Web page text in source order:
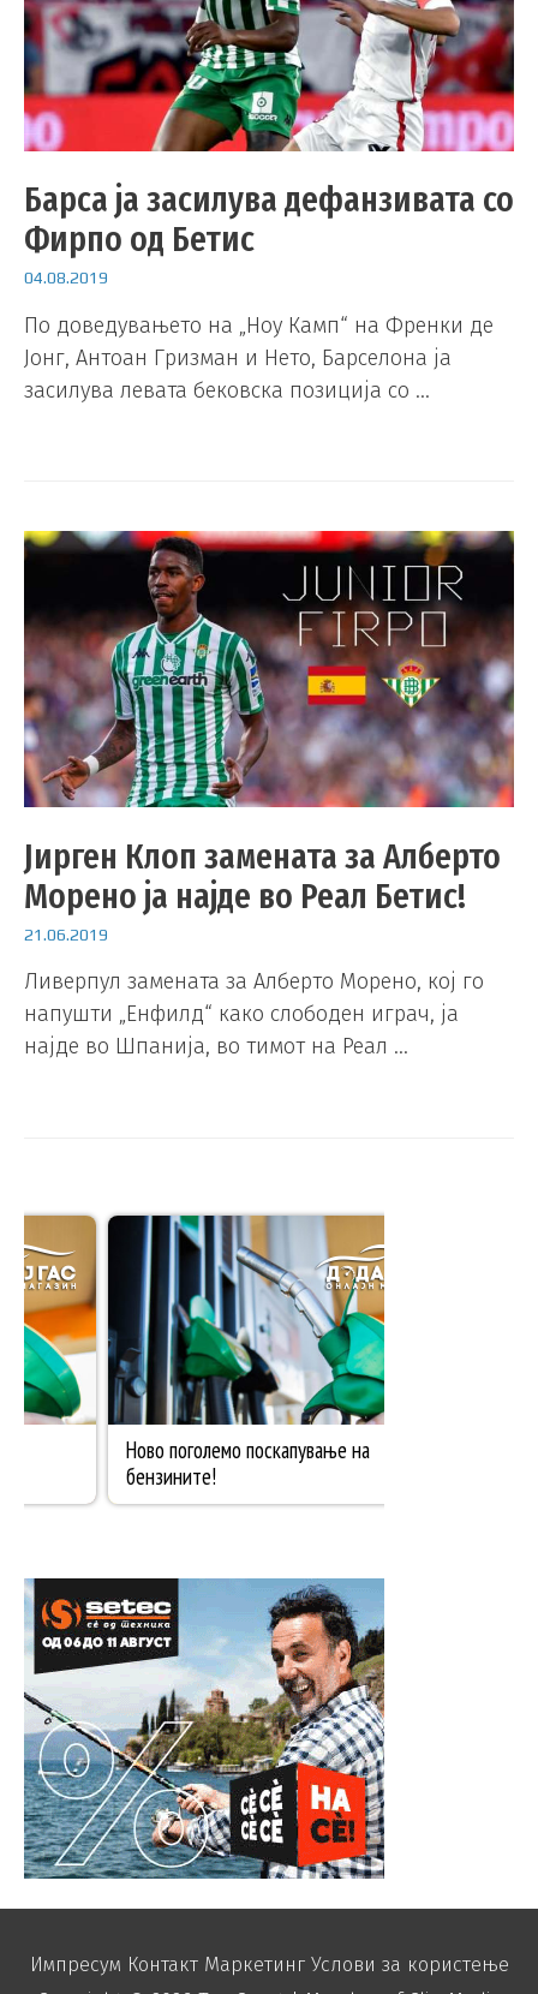
Барса ја засилува дефанзивата со
Фирпо од Бетис
04.08.2019
По доведувањето на „Ноу Камп“ на Френки де
Јонг, Антоан Гризман и Нето, Барселона ја
засилува левата бековска позиција со …
Јирген Клоп замената за Алберто
Морено ја најде во Реал Бетис!
21.06.2019
Ливерпул замената за Алберто Морено, кој го
напушти „Енфилд“ како слободен играч, ја
најде во Шпанија, во тимот на Реал …
Импресум Контакт Маркетинг Услови за користење